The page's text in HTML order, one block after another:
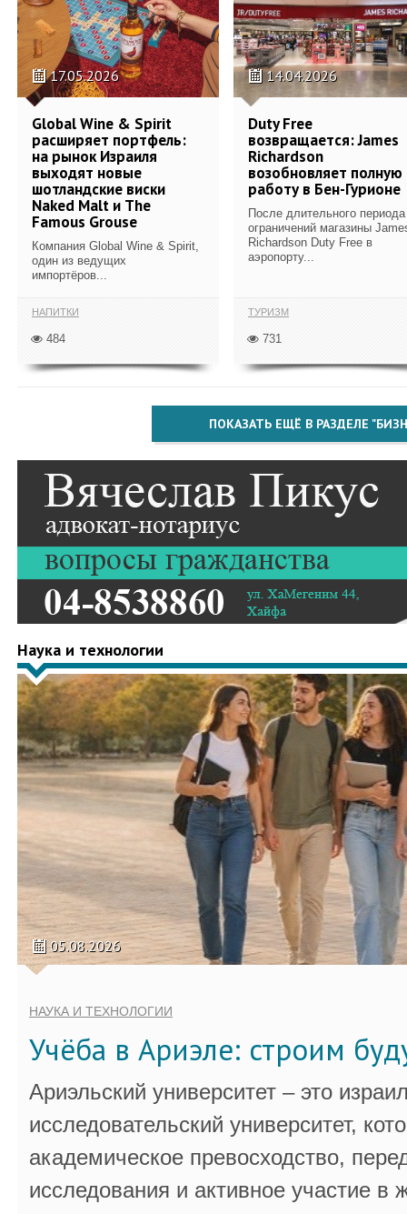
17.05.2026
Global Wine & Spirit
расширяет портфель:
на рынок Израиля
выходят новые
шотландские виски
Naked Malt и The
Famous Grouse
Компания Global Wine & Spirit,
один из ведущих
импортёров...
НАПИТКИ
484
14.04.2026
Duty Free
возвращается: James
Richardson
возобновляет полную
работу в Бен-Гурионе
После длительного периода
ограничений магазины
Richardson Duty Free в
аэропорту...
ТУРИЗМ
731
ПОКАЗАТЬ ЕЩЁ В РАЗДЕЛЕ
Наука и технологии
05.08.2026
НАУКА И ТЕХНОЛОГИИ
Учёба в Ариэле: строим
Ариэльский университет – это
исследовательский университет,
академическое превосходство,
исследования и активное участие в